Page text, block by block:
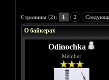
Страницы (2): 1 2 1
2
3
4
5
О байкерах
Odinochka
Member